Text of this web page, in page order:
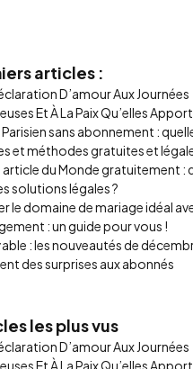
articles :
D’amour Aux Journées
Et À La Paix Qu’elles
Parisien sans abonnement :
et méthodes gratuites et
article du Monde gratuitement :
solutions légales ?
le domaine de mariage idéal
: un guide pour vous !
: les nouveautés de
des surprises aux abonnés
les plus vus
D’amour Aux Journées
Et À La Paix Qu’elles